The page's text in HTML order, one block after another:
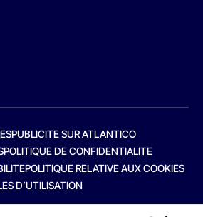
PUBLICITE SUR ATLANTICO
POLITIQUE DE CONFIDENTIALITE
POLITIQUE RELATIVE AUX COOKIES
D’UTILISATION